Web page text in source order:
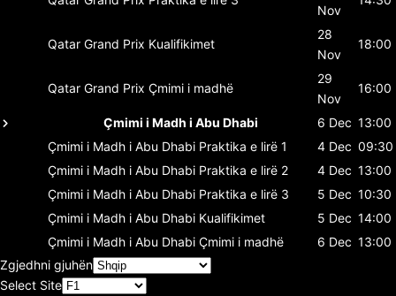
Nov
Qatar Grand Prix Kualifikimet
28
Nov
18:00
Qatar Grand Prix Çmimi i madhë
29
Nov
16:00
Çmimi i Madh i Abu Dhabi 6 Dec 13:00
Çmimi i Madh i Abu Dhabi Praktika e lirë 1 4 Dec 09:30
Çmimi i Madh i Abu Dhabi Praktika e lirë 2 4 Dec 13:00
Çmimi i Madh i Abu Dhabi Praktika e lirë 3 5 Dec 10:30
Çmimi i Madh i Abu Dhabi Kualifikimet 5 Dec 14:00
Çmimi i Madh i Abu Dhabi Çmimi i madhë 6 Dec 13:00
Zgjedhni gjuhën
Select Site